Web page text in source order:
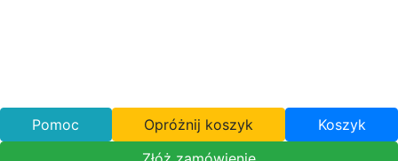
Pomoc Opróżnij koszyk
Koszyk